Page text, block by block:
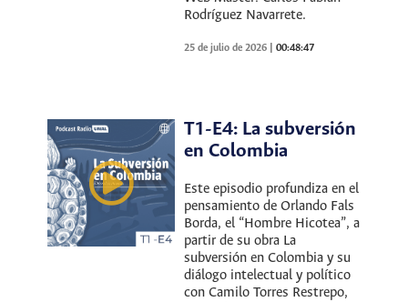
Rodríguez Navarrete.
25 de julio de 2026 |00:48:47
T1-E4: La subversión
en Colombia
Este episodio profundiza en el
pensamiento de Orlando Fals
Borda, el “Hombre Hicotea”, a
partir de su obra La
subversión en Colombia y su
diálogo intelectual y político
con Camilo Torres Restrepo,